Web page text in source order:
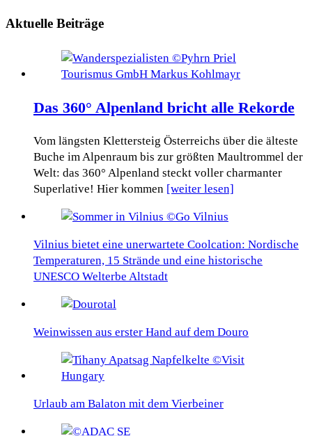
Aktuelle Beiträge
Das 360° Alpenland bricht alle Rekorde
Vom längsten Klettersteig Österreichs über die älteste
Buche im Alpenraum bis zur größten Maultrommel der
Welt: das 360° Alpenland steckt voller charmanter
Superlative! Hier kommen [weiter lesen]
Vilnius bietet eine unerwartete Coolcation: Nordische
Temperaturen, 15 Strände und eine historische
UNESCO Welterbe Altstadt
Weinwissen aus erster Hand auf dem Douro
Urlaub am Balaton mit dem Vierbeiner